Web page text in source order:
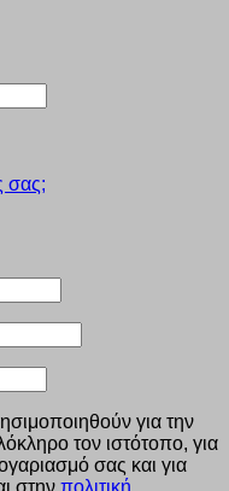
σας;
για την
τον ιστότοπο, για
σας και για
στην πολιτική